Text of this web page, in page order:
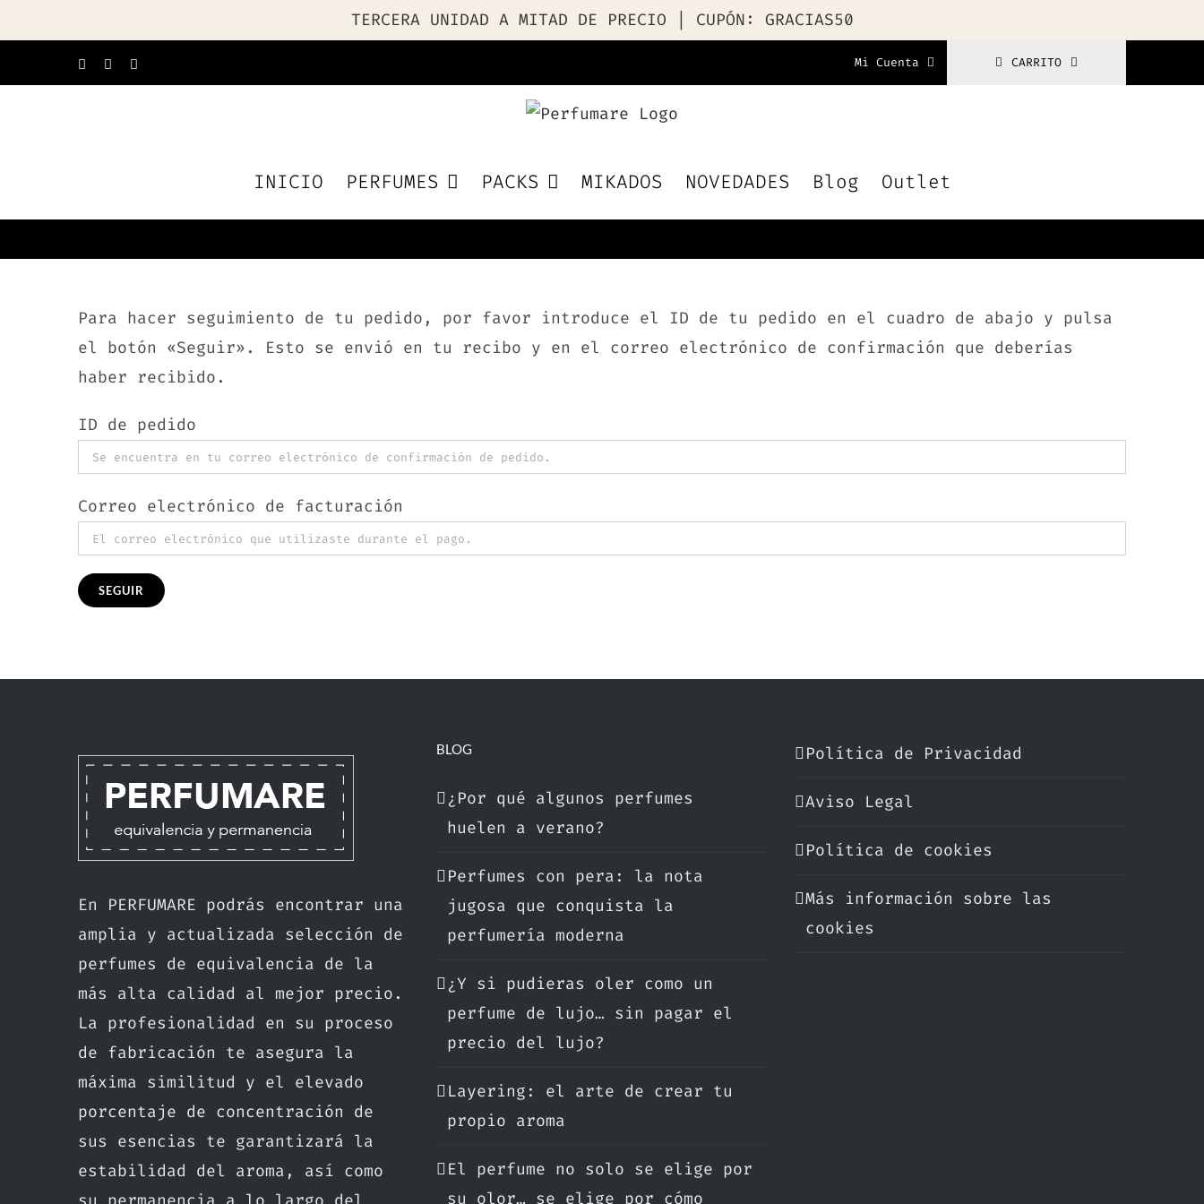
TERCERA UNIDAD A MITAD DE PRECIO | CUPÓN: GRACIAS50
al
FacebookInstagram Mi Cuenta CARRITO
INICIO PERFUMES PACKS MIKADOS NOVEDADES Blog Outlet
Para hacer seguimiento de tu pedido, por favor introduce el ID de tu pedido en el cuadro de abajo y pulsa
el botón «Seguir». Esto se envió en tu recibo y en el correo electrónico de confirmación que deberías
haber recibido.
ID de pedido
Correo electrónico de facturación
SEGUIR
En PERFUMARE podrás encontrar una
amplia y actualizada selección de
perfumes de equivalencia de la
más alta calidad al mejor precio.
La profesionalidad en su proceso
de fabricación te asegura la
máxima similitud y el elevado
porcentaje de concentración de
sus esencias te garantizará la
estabilidad del aroma, así como
BLOG
¿Por qué algunos perfumes
huelen a verano?
Perfumes con pera: la nota
jugosa que conquista la
perfumería moderna
¿Y si pudieras oler como un
perfume de lujo… sin pagar el
precio del lujo?
Layering: el arte de crear tu
propio aroma
El perfume no solo se elige por
su olor… se elige por cómo
Política de Privacidad
Aviso Legal
Política de cookies
Más información sobre las
cookies